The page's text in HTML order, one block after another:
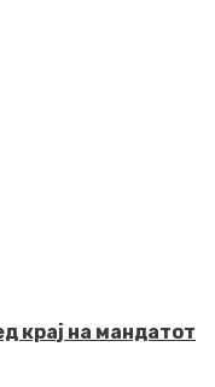
крај на мандатот